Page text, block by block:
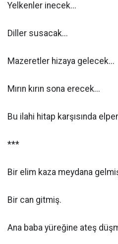
Yelkenler inecek...
Diller susacak...
Mazeretler hizaya gelecek...
Mırın kırın sona erecek...
Bu ilahi hitap karşısında
***
Bir elim kaza meydana
Bir can gitmiş.
Ana baba yüreğine ateş